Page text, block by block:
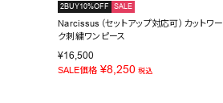
2BUY10%OFF SALE
Narcissus（セットアップ対応可）カットワー
ク刺繍ワンピース
¥16,500
SALE価格 ¥8,250 税込